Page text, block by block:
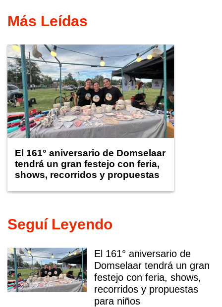
Más Leídas
El 161° aniversario de Domselaar
tendrá un gran festejo con feria,
shows, recorridos y propuestas
Seguí Leyendo
El 161° aniversario de
Domselaar tendrá un gran
festejo con feria, shows,
recorridos y propuestas
para niños